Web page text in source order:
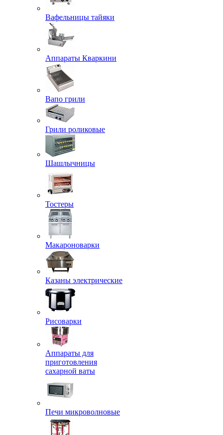
Вафельницы тайяки
Аппараты Кваркини
Вапо грили
Грили роликовые
Шашлычницы
Тостеры
Макароноварки
Казаны электрические
Рисоварки
Аппараты для
приготовления
сахарной ваты
Печи микроволновые